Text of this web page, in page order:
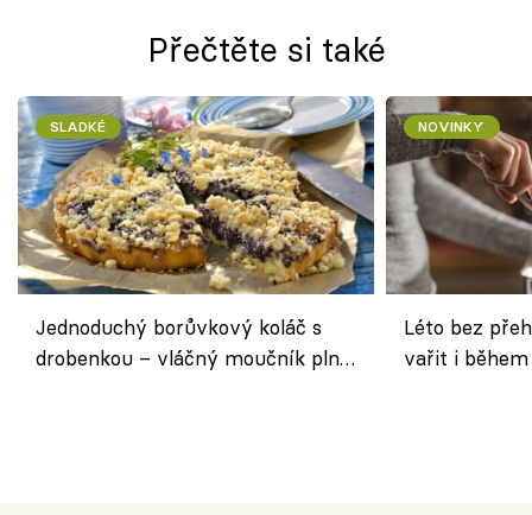
Přečtěte si také
SLADKÉ
Jednoduchý borůvkový koláč s
drobenkou – vláčný moučník plný
NOVINKY
Léto bez
vařit i